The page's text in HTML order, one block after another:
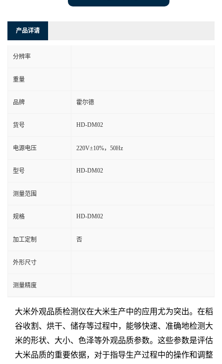
产品详请
分辨率
重量
品牌 霍尔德
货号 HD-DM02
电源电压 220V±10%，50Hz
型号 HD-DM02
测量范围
规格 HD-DM02
加工定制 否
外形尺寸
测量精度
大米外观品质检测仪在大米生产中的应用尤为突出。在稻
谷收割、烘干、储存等过程中，能够快速、准确地检测大
米的形状、大小、色泽等外观品质参数。这些参数是评估
大米品质的重要依据，对于指导生产过程中的操作和调整